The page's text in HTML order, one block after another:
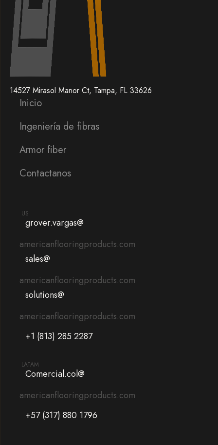
14527 Mirasol Manor Ct, Tampa, FL 33626
Inicio
Ingeniería de fibras
Armor fiber
Contactanos
US
grover.vargas@
americanflooringproducts.com
sales@
americanflooringproducts.com
solutions@
americanflooringproducts.com
+1 (813) 285 2287
LATAM
Comercial.col@
americanflooringproducts.com
+57 (317) 880 1796